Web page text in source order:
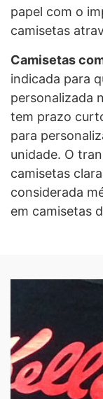
papel com o
camisetas
Camisetas
indicada para
personalizada
tem prazo
para
unidade. O
camisetas
considerada
em camisetas